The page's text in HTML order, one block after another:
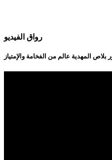
رواق الفيديو
بلاص المهدية عالم من الفخامة والإمتياز